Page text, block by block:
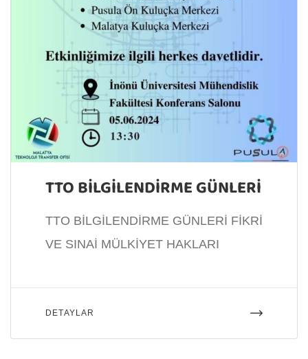
TTO BİLGİLENDİRME GÜNLERİ
TTO BİLGİLENDİRME GÜNLERİ FİKRİ
VE SINAİ MÜLKİYET HAKLARI
DETAYLAR